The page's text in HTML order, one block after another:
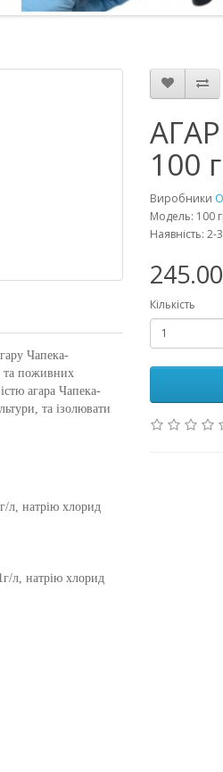
Чапека-
та поживних
агара Чапека-
та ізолювати
л, натрію хлорид
л, натрію хлорид
100
Виробники
Модель: 100
Наявність: 2-
Кількість